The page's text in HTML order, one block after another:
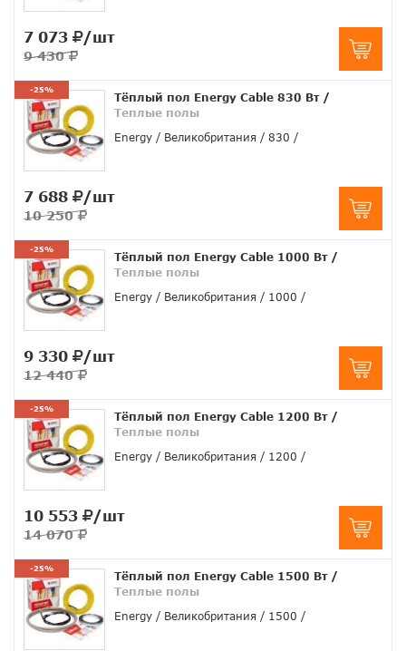
7 073 /шт
9 430
-25%
Тёплый пол Energy Cable 830 Вт/
Теплые полы
Energy
Великобритания 830
7 688 /шт
10 250
-25%
Тёплый пол Energy Cable 1000 Вт/
Теплые полы
Energy
Великобритания 1000
9 330 /шт
12 440
-25%
Тёплый пол Energy Cable 1200 Вт/
Теплые полы
Energy
Великобритания 1200
10 553 /шт
14 070
-25%
Тёплый пол Energy Cable 1500 Вт/
Теплые полы
Energy
Великобритания 1500